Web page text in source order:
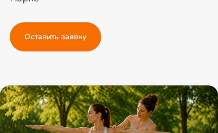
Оставить заявку